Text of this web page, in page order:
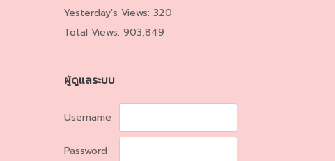
Yesterday's Views:320
Total Views:903,849
ผู้ดูแลระบบ
Username
Password